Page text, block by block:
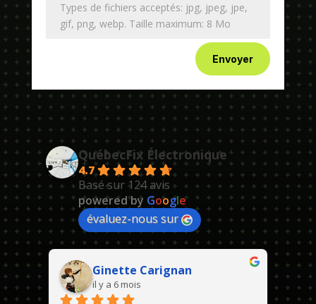
Types de fichiers acceptés: jpg, jpeg, jpe,
gif, png, webp. Taille maximum: 8 Mo
Envoyer
QuébecFix Électronique
4.7
Basé sur 124 avis
powered by Google
évaluez-nous sur
Ginette Carignan
il y a 6 mois